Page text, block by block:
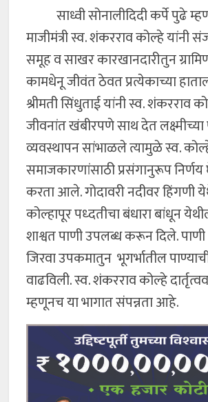
साध्वी सोनालीदिदी कर्पे पुढे
माजीमंत्री स्व. शंकरराव कोल्हे यांनी
समूह व साखर कारखानदारीतुन
कामधेनू जीवंत ठेवत प्रत्येकाच्या
श्रीमती सिंधुताई यांनी स्व. शंकरराव
जीवनांत खंबीरपणे साथ देत
व्यवस्थापन सांभाळले त्यामुळे स्व.
समाजकारणांसाठी प्रसंगानुरूप
करता आले. गोदावरी नदीवर हिंगणी
कोल्हापूर पध्दतीचा बंधारा बांधून
शाश्वत पाणी उपलब्ध करून दिले.
जिरवा उपकमातुन भूगर्भातील
वाढविली. स्व. शंकरराव कोल्हे
म्हणूनच या भागात संपन्नता आहे.